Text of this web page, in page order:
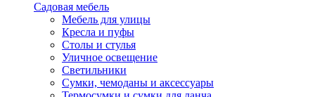
Садовая мебель
Мебель для улицы
Кресла и пуфы
Столы и стулья
Уличное освещение
Светильники
Сумки, чемоданы и аксессуары